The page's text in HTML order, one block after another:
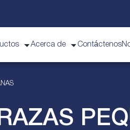
Acerca de Contáctenos